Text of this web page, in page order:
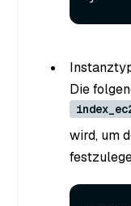
Die
wird, um